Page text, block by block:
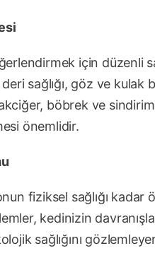
için düzenli
sağlığı, göz ve kulak
böbrek ve
önemlidir.
fiziksel sağlığı
kedinizin
sağlığını